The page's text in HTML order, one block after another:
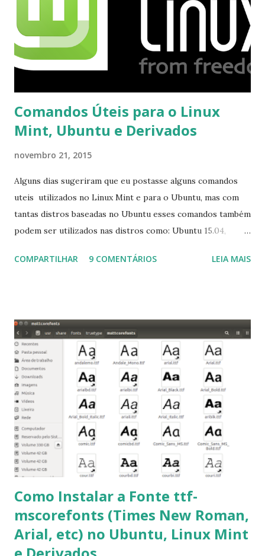
Comandos Úteis para o Linux
Mint, Ubuntu e Derivados
novembro 21, 2015
Alguns dias sugeriram que eu postasse alguns comandos
uteis utilizados no Linux Mint e para o Ubuntu, mas com
tantas distros baseadas no Ubuntu esses comandos também
podem ser utilizados nas distros como: Ubuntu 15.04,
Linux Mint 17, Pinguy OS 14.04, Elementary OS 0.3, Deepin
para usuários iniciantes... 1- Atualizar a lista de pacotes: $
sudo apt-get update 2- Atualizar toda a distro: $ sudo apt-
get -f dist-upgrade ou update-manager -d -c 3- Instalar
pacotes: $ sudo apt-get install [nome do pacote] 4-
Procurar arquivos corrompidos: $ sudo apt-get check 5-
Corrigir problemas de dependências, concluir instalação de
pacotes pendentes e outros erros: $ sudo apt-get -f install
6- Se o comando sudo apt-get -f install nã...
COMPARTILHAR 9 COMENTÁRIOS LEIA MAIS
Como Instalar a Fonte ttf-
mscorefonts (Times New Roman,
Arial, etc) no Ubuntu, Linux Mint